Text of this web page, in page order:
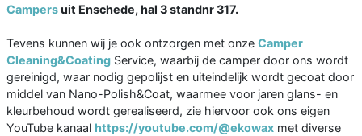
Campersuit Enschede, hal 3 standnr 317.
Tevens kunnen wij je ook ontzorgen met onze Camper
Cleaning&Coating Service, waarbij de camper door ons wordt
gereinigd, waar nodig gepolijst en uiteindelijk wordt gecoat door
middel van Nano-Polish&Coat, waarmee voor jaren glans- en
kleurbehoud wordt gerealiseerd, zie hiervoor ook ons eigen
YouTube kanaal https://youtube.com/@ekowax met diverse